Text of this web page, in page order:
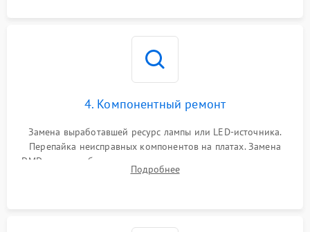
4. Компонентный ремонт
Замена выработавшей ресурс лампы или LED-источника.
Перепайка неисправных компонентов на платах. Замена
DMD-чипа при битых пикселях, установка нового цветового
колеса или восстановление сгоревших поляризационных
Подробнее